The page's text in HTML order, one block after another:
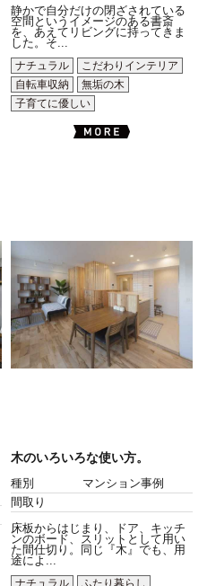
静かで自分だけの閉ざされている
空間というイメージのある書斎
を、あえてリビングに持ってきま
した。そ...
ナチュラル
こだわりインテリア
自転車収納
無垢の木
子育てに優しい
木のいろいろな使い方。
種別
マンション事例
間取り
床板からはじまり、ドア、キッチ
ンのボード、スリットとして用い
た間仕切り。同じ『木』でも、用
途によ...
ナチュラル
ふたり暮らし